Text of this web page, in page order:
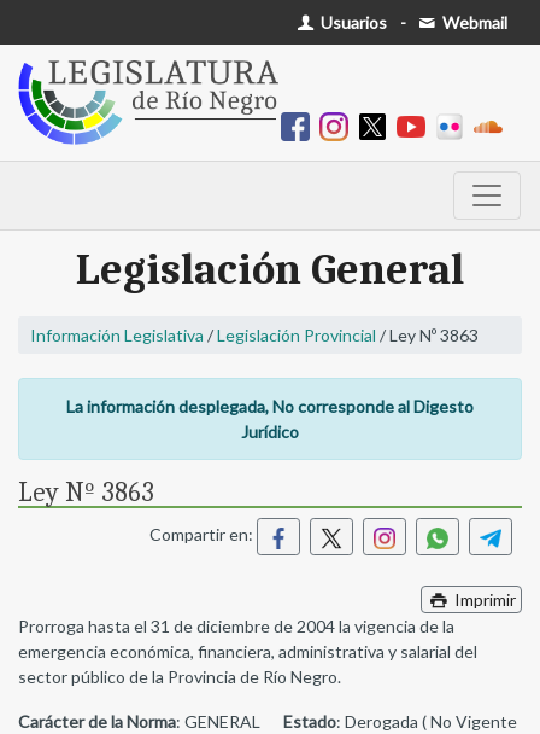
Usuarios - Webmail
Legislación General
Información Legislativa /Legislación Provincial / Ley Nº 3863
La información desplegada, No corresponde al Digesto
Jurídico
Ley Nº 3863
Compartir en:
Imprimir
Prorroga hasta el 31 de diciembre de 2004 la vigencia de la
emergencia económica, financiera, administrativa y salarial del
sector público de la Provincia de Río Negro.
Carácter de la Norma: GENERAL Estado: Derogada ( No Vigente